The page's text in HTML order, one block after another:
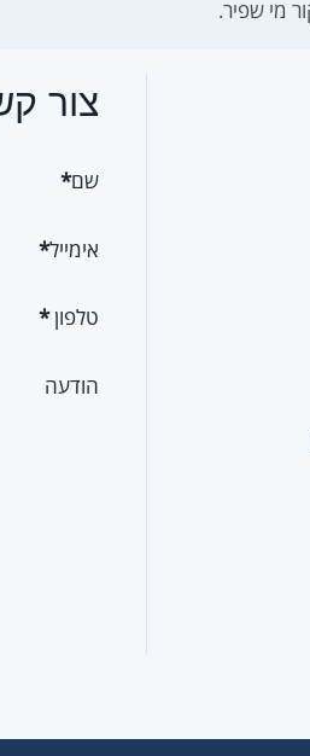
מי שפיר.
צור
שם*
אימייל*
טלפון*
הודעה